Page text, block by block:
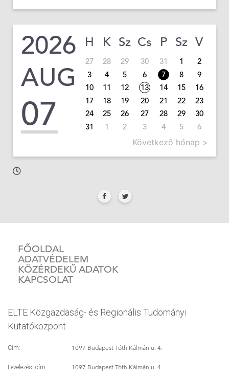
2026
AUG
07
H K Sz Cs P Sz V
27 28 29 30 31 1
2
3
4 5 6 7 8
9
10
11 12 13 14 15
16
17
18 19 20 21 22
23
24
25 26 27 28 29
30
31
1 2 3 4 5 6
Következő hónap >
FŐOLDAL
ADATVÉDELEM
KÖZÉRDEKŰ ADATOK
KAPCSOLAT
ELTE Közgazdaság- és Regionális Tudományi
Kutatóközpont
Cím: 1097 Budapest Tóth Kálmán u. 4.
Levelezési cím: 1097 Budapest Tóth Kálmán u. 4.